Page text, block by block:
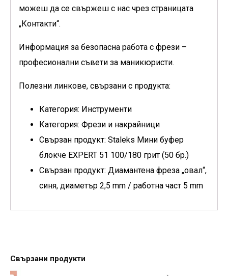
можеш да се свържеш с нас чрез страницата
„Контакти“.
Информация за безопасна работа с фрези –
професионални съвети за маникюристи.
Полезни линкове, свързани с продукта:
Категория: Инструменти
Категория: Фрези и накрайници
Свързан продукт: Staleks Мини буфер
блокче EXPERT 51 100/180 грит (50 бр.)
Свързан продукт: Диамантена фреза „овал“,
синя, диаметър 2,5 mm / работна част 5 mm
Свързани продукти